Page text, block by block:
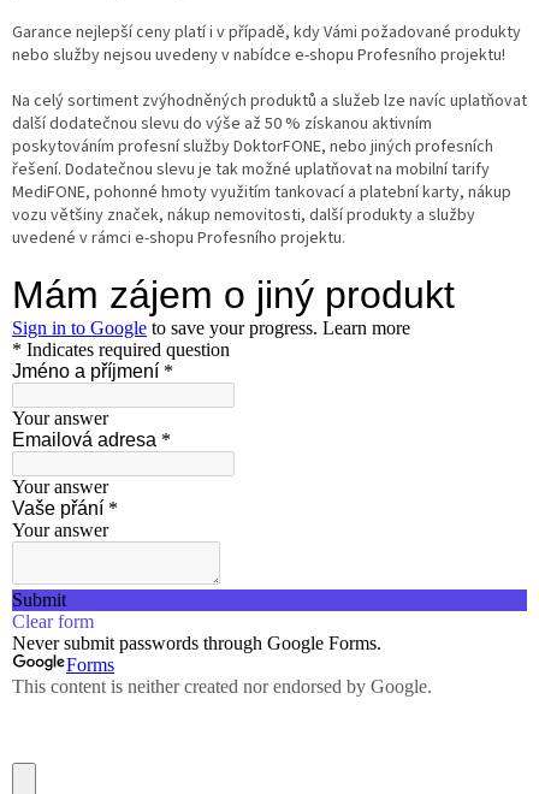
Garance nejlepší ceny platí i v případě, kdy Vámi požadované produkty
nebo služby nejsou uvedeny v nabídce e-shopu Profesního projektu!
Na celý sortiment zvýhodněných produktů a služeb lze navíc uplatňovat
další dodatečnou slevu do výše až 50 % získanou aktivním
poskytováním profesní služby DoktorFONE, nebo jiných profesních
řešení. Dodatečnou slevu je tak možné uplatňovat na mobilní tarify
MediFONE, pohonné hmoty využitím tankovací a platební karty, nákup
vozu většiny značek, nákup nemovitosti, další produkty a služby
uvedené v rámci e-shopu Profesního projektu.